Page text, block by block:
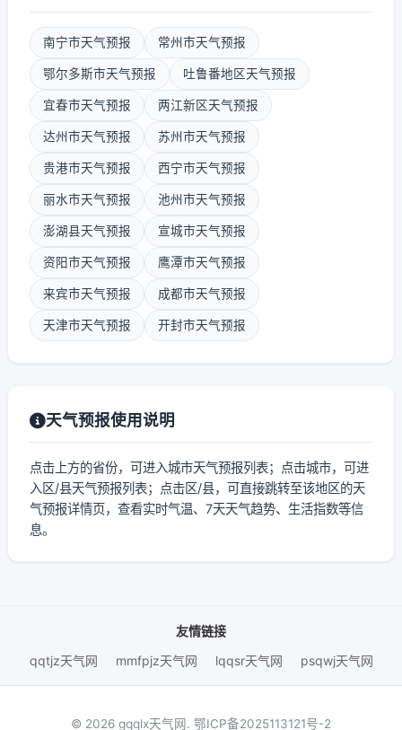
南宁市天气预报 常州市天气预报
鄂尔多斯市天气预报 吐鲁番地区天气预报
宜春市天气预报 两江新区天气预报
达州市天气预报 苏州市天气预报
贵港市天气预报 西宁市天气预报
丽水市天气预报 池州市天气预报
澎湖县天气预报 宣城市天气预报
资阳市天气预报 鹰潭市天气预报
来宾市天气预报 成都市天气预报
天津市天气预报 开封市天气预报
天气预报使用说明
点击上方的省份，可进入城市天气预报列表；点击城市，可进
入区/县天气预报列表；点击区/县，可直接跳转至该地区的天
气预报详情页，查看实时气温、7天天气趋势、生活指数等信
息。
友情链接
qqtjz天气网
mmfpjz天气网 lqqsr天气网 psqwj天气网
© 2026 gqqlx天气网. 鄂ICP备2025113121号-2